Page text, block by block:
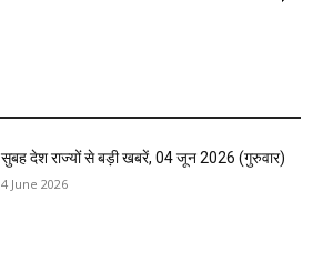
सुबह देश राज्यों से बड़ी खबरें, 04 जून 2026 (गुरुवार)
4 June 2026